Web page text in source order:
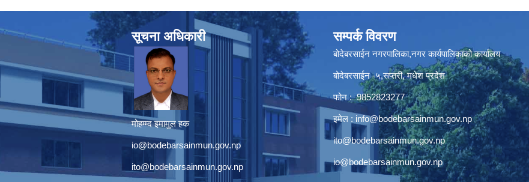
सूचना अधिकारी
मोहम्म्द इमामुल हक
io@bodebarsainmun.gov.np
ito@bodebarsainmun.gov.np
सम्पर्क विवरण
बोदेबरसाईन नगरपालिका,नगर कार्यपालिकाको कार्यालय
बोदेबरसाईन -५,सप्तरी, मधेश प्रदेश
फोन : 9852823277
इमेल : info@bodebarsainmun.gov.np
ito@bodebarsainmun.gov.np
io@bodebarsainmun.gov.np